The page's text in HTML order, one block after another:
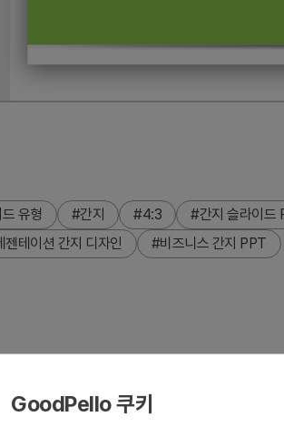
유형 #간지 #4:3 #간지 슬라이드
젠테이션 간지 디자인 #비즈니스 간지 PPT
지 슬라이드로, 밝은 블루와 라임 그린 배경
성으로, 각 슬라이드는 'Contents title' 텍스트
리어 전략, 경력 개발, 조직 문화 발표에서 섹션
GoodPello 쿠키